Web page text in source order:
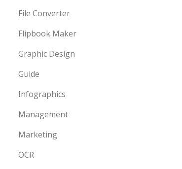
File Converter
Flipbook Maker
Graphic Design
Guide
Infographics
Management
Marketing
OCR